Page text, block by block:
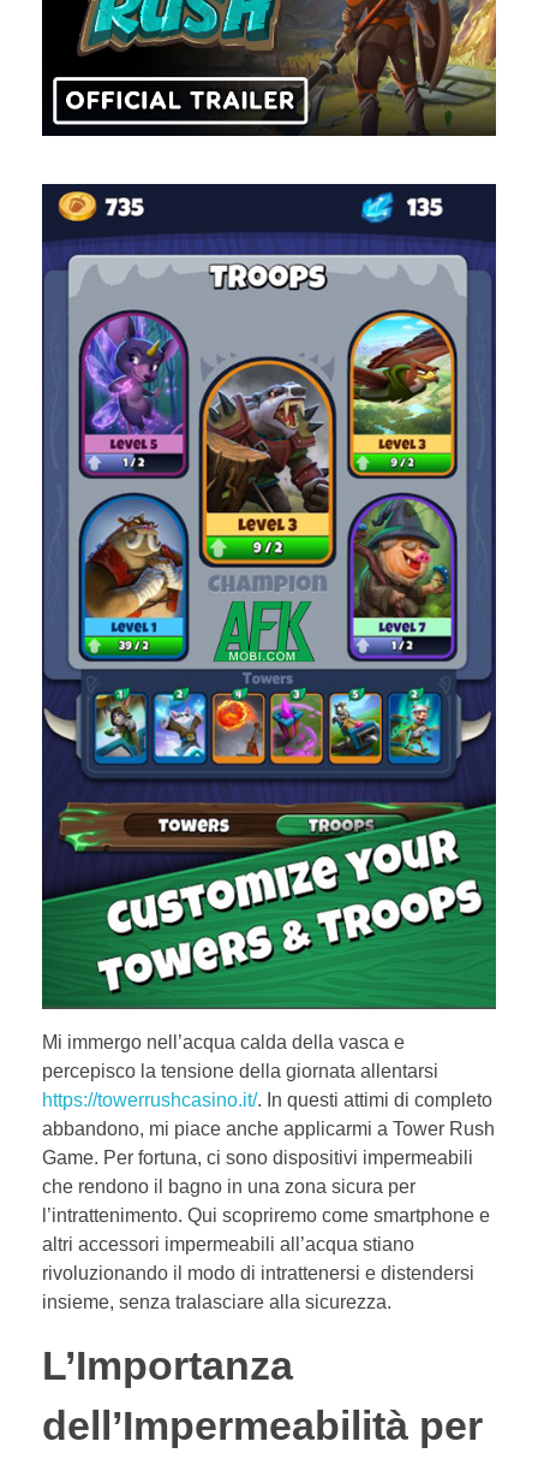
Mi immergo nell’acqua calda della vasca e
percepisco la tensione della giornata allentarsi
https://towerrushcasino.it/. In questi attimi di completo
abbandono, mi piace anche applicarmi a Tower Rush
Game. Per fortuna, ci sono dispositivi impermeabili
che rendono il bagno in una zona sicura per
l’intrattenimento. Qui scopriremo come smartphone e
altri accessori impermeabili all’acqua stiano
rivoluzionando il modo di intrattenersi e distendersi
insieme, senza tralasciare alla sicurezza.
L’Importanza
dell’Impermeabilità per